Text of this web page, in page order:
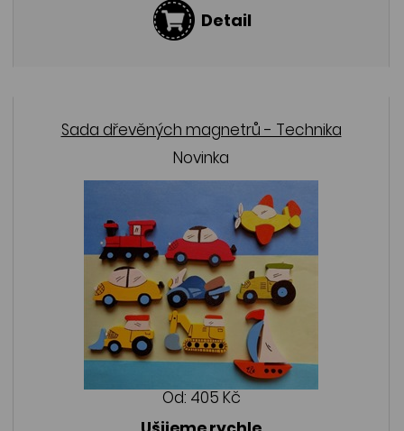
Detail
Sada dřevěných magnetrů - Technika
Novinka
Od: 405 Kč